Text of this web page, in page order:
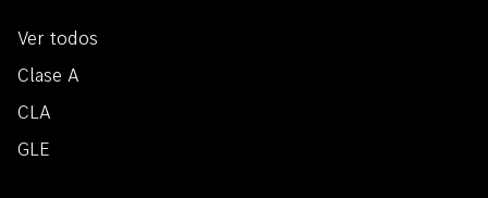
Ver todos
Clase A
CLA
GLE